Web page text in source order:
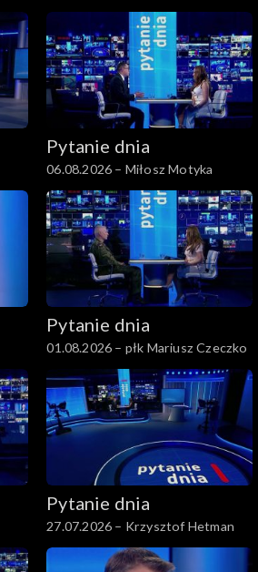
Wydania
Pytanie dnia
06.08.2026 – Miłosz Motyka
Pytanie dnia
01.08.2026 – płk Mariusz Czeczko
Pytanie dnia
27.07.2026 – Krzysztof Hetman